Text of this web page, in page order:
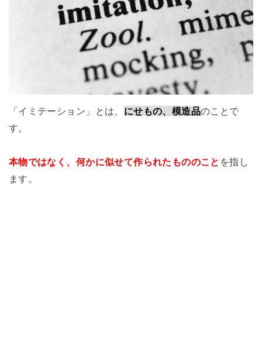
「イミテーション」とは、 にせもの、模造品のことで
す。
本物ではなく、何かに似せて作られたもののこと を指し
ます。